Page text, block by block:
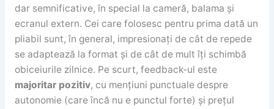
dar semnificative, în special la cameră, balama și
ecranul extern. Cei care folosesc pentru prima dată un
pliabil sunt, în general, impresionați de cât de repede
se adaptează la format și de cât de mult îți schimbă
obiceiurile zilnice. Pe scurt, feedback-ul este
majoritar pozitiv, cu mențiuni punctuale despre
autonomie (care încă nu e punctul forte) și prețul